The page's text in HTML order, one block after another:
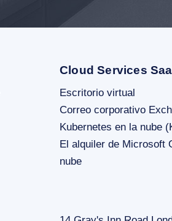
Cloud Services
Escritorio virtual
Correo corporativo
Kubernetes en la nube
El alquiler de Microsoft
nube